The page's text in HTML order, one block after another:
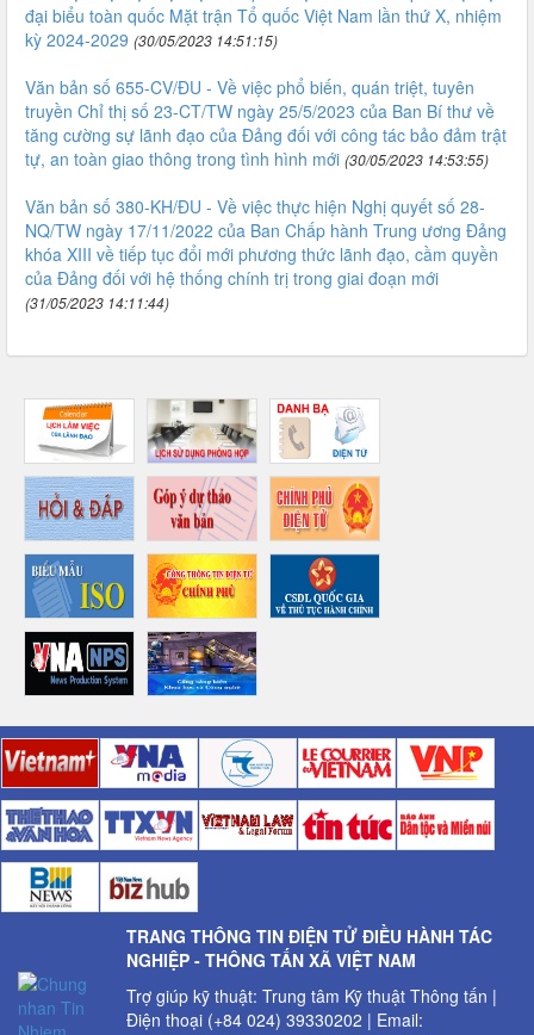
đại biểu toàn quốc Mặt trận Tổ quốc Việt Nam lần thứ X, nhiệm
kỳ 2024-2029 (30/05/2023 14:51:15)
Văn bản số 655-CV/ĐU - Về việc phổ biến, quán triệt, tuyên
truyền Chỉ thị số 23-CT/TW ngày 25/5/2023 của Ban Bí thư về
tăng cường sự lãnh đạo của Đảng đối với công tác bảo đảm trật
tự, an toàn giao thông trong tình hình mới (30/05/2023 14:53:55)
Văn bản số 380-KH/ĐU - Về việc thực hiện Nghị quyết số 28-
NQ/TW ngày 17/11/2022 của Ban Chấp hành Trung ương Đảng
khóa XIII về tiếp tục đổi mới phương thức lãnh đạo, cầm quyền
của Đảng đối với hệ thống chính trị trong giai đoạn mới
(31/05/2023 14:11:44)
TRANG THÔNG TIN ĐIỆN TỬ ĐIỀU HÀNH TÁC
NGHIỆP - THÔNG TẤN XÃ VIỆT NAM
Trợ giúp kỹ thuật: Trung tâm Kỹ thuật Thông tấn |
Điện thoại (+84 024) 39330202 | Email: